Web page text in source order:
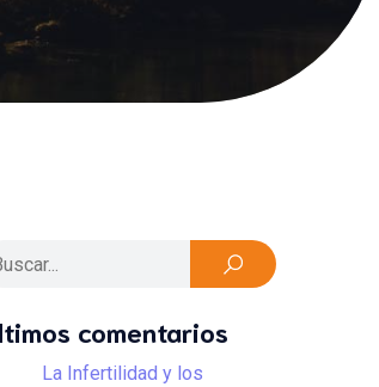
comentarios
La Infertilidad y los